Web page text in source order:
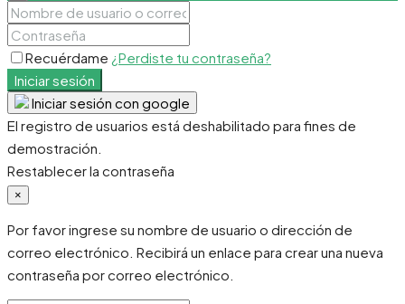
Recuérdame ¿Perdiste tu contraseña?
Iniciar sesión
Iniciar sesión con google
El registro de usuarios está deshabilitado para fines de
demostración.
Restablecer la contraseña
×
Por favor ingrese su nombre de usuario o dirección de
correo electrónico. Recibirá un enlace para crear una nueva
contraseña por correo electrónico.